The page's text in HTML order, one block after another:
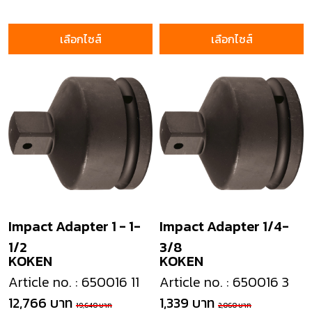
เลือกไซส์ เลือกไซส์
KOKEN
Impact Adapter 1 - 1-
1/2
Article no. : 650016 11
12,766 บาท 19,640 บาท
KOKEN
Impact Adapter 1/4-
3/8
Article no. : 650016 3
1,339 บาท 2,060 บาท